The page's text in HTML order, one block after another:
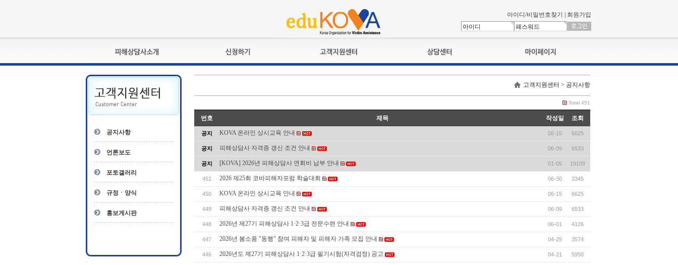
아이디/비밀번호찾기 회원가입
피해상담사란?
자격관리규정
상담사 자격증 확인
- 피해상담사 1급
- 전문수련감독자
- 전문수련기관
교육훈련
자격심사
자격복원
공지사항
규정ㆍ양식
상담접수
나의신청내역
교육영상강의실
회원정보
나의 신청비
나의활동내역
나의 연회비
공지사항
언론보도
포토갤러리
규정ㆍ양식
홍보게시판
고객지원센터 > 공지사항
Total 451
번호 제목 작성일 조회
공지 KOVA 온라인 상시교육 안내 06-15 6625
공지 피해상담사 자격증 갱신 조건 안내 06-09 6533
공지 [KOVA] 2026년 피해상담사 연회비 납부 안내 01-05 19109
451 2026 제25회 코바피해자포럼 학술대회 06-30 3345
450 KOVA 온라인 상시교육 안내 06-15 6625
449 피해상담사 자격증 갱신 조건 안내 06-09 6533
448 2026년 제27기 피해상담사 1·2·3급 전문수련 안내 06-01 4126
447 2026년 봄소풍 "동행" 참여 피해자 및 피해자 가족 모집 안내 04-29 3574
446 2026년도 제27기 피해상담사 1·2·3급 필기시험(자격검정) 공고 04-21 5950